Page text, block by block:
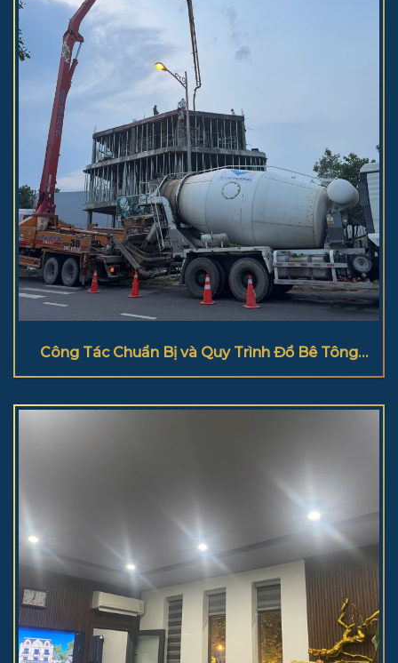
Công Tác Chuẩn Bị và Quy Trình Đổ Bê Tông